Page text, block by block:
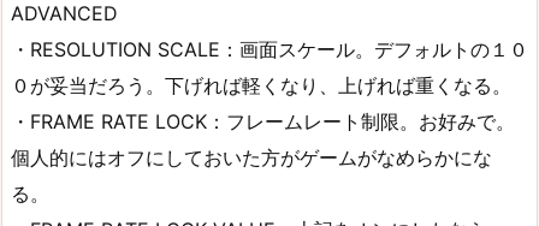
ADVANCED
・RESOLUTION SCALE：画面スケール。デフォルトの１０
０が妥当だろう。下げれば軽くなり、上げれば重くなる。
・FRAME RATE LOCK：フレームレート制限。お好みで。
個人的にはオフにしておいた方がゲームがなめらかにな
る。